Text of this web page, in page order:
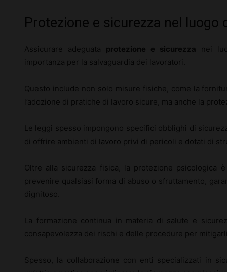
Protezione e sicurezza nel luogo
Assicurare adeguata protezione e sicurezza
nei
importanza per la salvaguardia dei lavoratori.
Questo include non solo misure fisiche, come la
l’adozione di pratiche di lavoro sicure, ma anche la
Le leggi spesso impongono specifici obblighi di
di offrire ambienti di lavoro privi di pericoli e dotati di
Oltre alla sicurezza fisica, la protezione psicologica
prevenire qualsiasi forma di abuso o sfruttamento,
dignitoso.
La formazione continua in materia di salute e
consapevolezza dei rischi e delle procedure per
Spesso, la collaborazione con enti specializzati in